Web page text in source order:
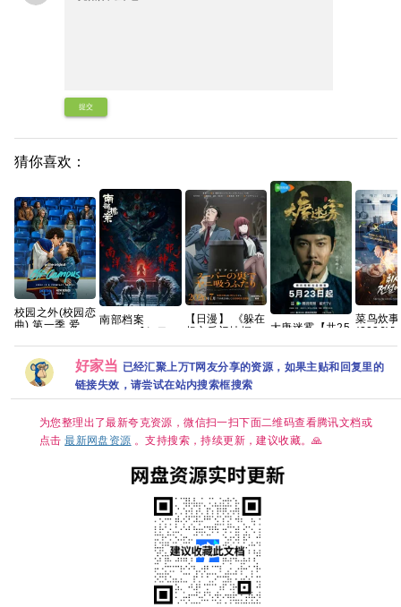
提交
猜你喜欢：
校园之外(校园恋
曲) 第一季 爱情/
官中简繁英
南部档案
(2026)【每日更
新至完结】【4K
HDR 60帧】网
盘资源 百度 夸
克
【日漫】 《躲在
超市后门抽烟的
两人》2026/动
完结 夸克
大唐迷雾【共25
菜鸟炊
幻
好家当 已经汇聚上万T网友分享的资源，如果主贴和回复里的
链接失效，请尝试在站内搜索框搜索
为您整理出了最新夸克资源，微信扫一扫下面二维码查看腾讯文档或
点击最新网盘资源 。支持搜索，持续更新，建议收藏。🙏